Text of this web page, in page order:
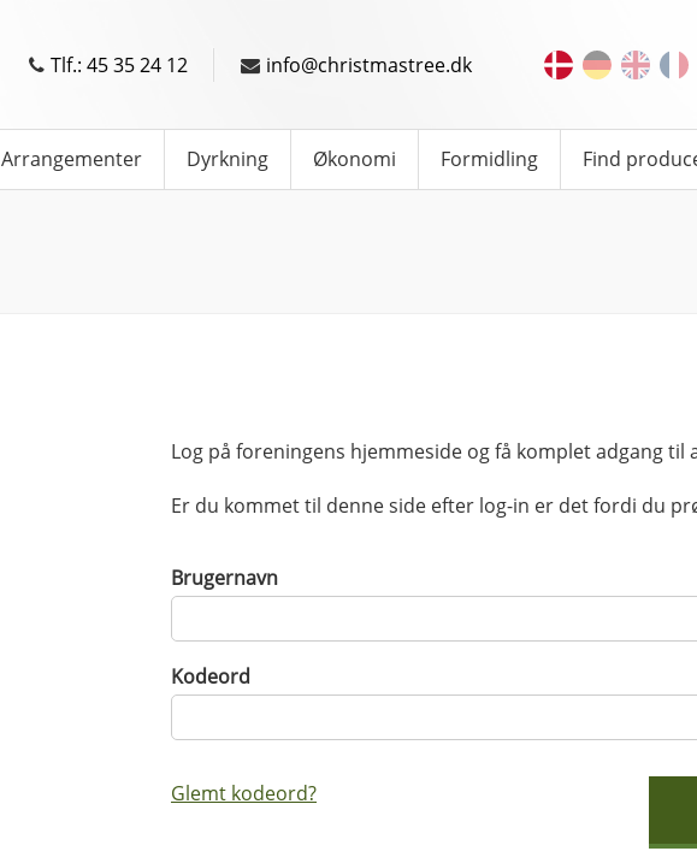
Tlf.: 45 35 24 12 info@christmastree.dk
Arrangementer Dyrkning Økonomi Formidling Find
Log på foreningens hjemmeside og få komplet adgang
Er du kommet til denne side efter log-in er det fordi du
Brugernavn
Kodeord
Glemt kodeord?